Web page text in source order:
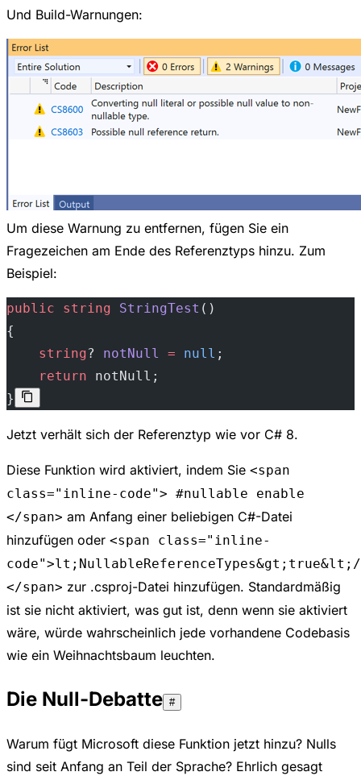
Und Build-Warnungen:
Um diese Warnung zu entfernen, fügen Sie ein
Fragezeichen am Ende des Referenztyps hinzu. Zum
Beispiel:
public string StringTest ()
{
    string
? notNull = null ;
    return
notNull;
}
Jetzt verhält sich der Referenztyp wie vor C# 8.
Diese Funktion wird aktiviert, indem Sie <span
class="inline-code"> #nullable enable
</span> am Anfang einer beliebigen C#-Datei
hinzufügen oder <span class="inline-
code">lt;NullableReferenceTypes&gt;true&lt;/
</span> zur .csproj-Datei hinzufügen. Standardmäßig
ist sie nicht aktiviert, was gut ist, denn wenn sie aktiviert
wäre, würde wahrscheinlich jede vorhandene Codebasis
wie ein Weihnachtsbaum leuchten.
Die Null-Debatte #
Warum fügt Microsoft diese Funktion jetzt hinzu? Nulls
sind seit Anfang an Teil der Sprache? Ehrlich gesagt